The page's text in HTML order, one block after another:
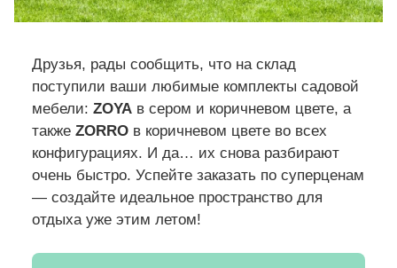
Друзья, рады сообщить, что на склад
поступили ваши любимые комплекты садовой
мебели: ZOYA в сером и коричневом цвете, а
также ZORRO в коричневом цвете во всех
конфигурациях. И да… их снова разбирают
очень быстро. Успейте заказать по суперценам
— создайте идеальное пространство для
отдыха уже этим летом!